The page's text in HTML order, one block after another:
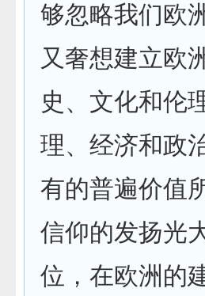
够忽略我们欧
又奢想建立欧
史、文化和伦
理、经济和政
有的普遍价值
信仰的发扬光
位，在欧洲的